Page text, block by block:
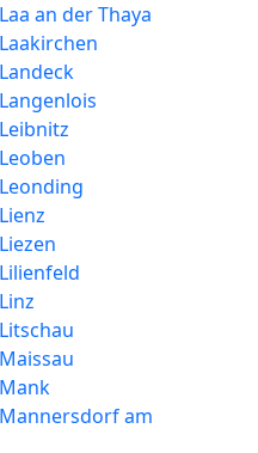
an der Thaya
am